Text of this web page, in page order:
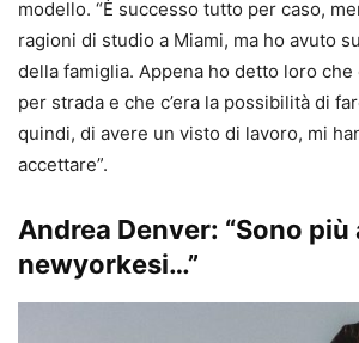
modello. “È successo tutto per caso,
ragioni di studio a Miami, ma ho avuto
della famiglia. Appena ho detto loro
per strada e che c’era la possibilità di
quindi, di avere un visto di lavoro, mi
accettare”.
Andrea Denver: “Sono
newyorkesi…”